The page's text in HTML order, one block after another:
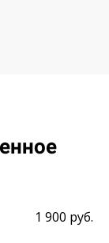
1 900 руб.